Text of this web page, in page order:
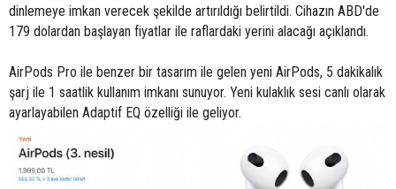
dinlemeye imkan verecek şekilde artırıldığı belirtildi. Cihazın ABD'de
179 dolardan başlayan fiyatlar ile raflardaki yerini alacağı açıklandı.
AirPods Pro ile benzer bir tasarım ile gelen yeni AirPods, 5 dakikalık
şarj ile 1 saatlik kullanım imkanı sunuyor. Yeni kulaklık sesi canlı olarak
ayarlayabilen Adaptif EQ özelliği ile geliyor.